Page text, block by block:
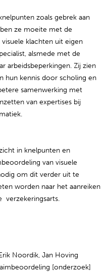
zoals gebrek aan
ze moeite met de
klachten uit eigen
alsmede met de
arbeidsbeperkingen. Zij zien
hun kennis door scholing en
samenwerking met
van expertises bij
in knelpunten en
van visuele
om dit verder uit te
worden naar het aanreiken
verzekeringsarts.
Noordik, Jan Hoving
[onderzoek]